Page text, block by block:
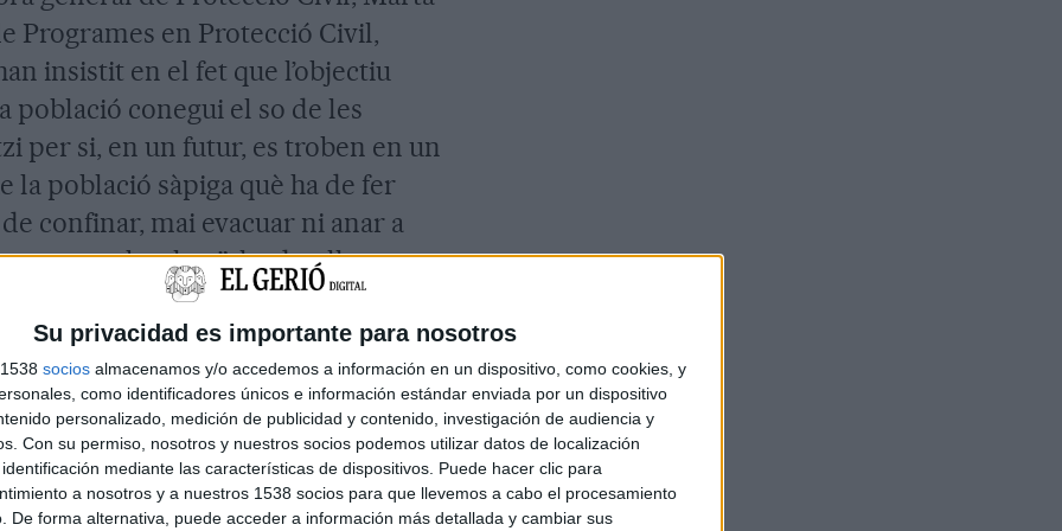
Su privacidad es importante para nosotros
socios almacenamos y/o accedemos a información en un dispositivo, como cookies, y
como identificadores únicos e información estándar enviada por un dispositivo
personalizado, medición de publicidad y contenido, investigación de audiencia y
Con su permiso, nosotros y nuestros socios podemos utilizar datos de localización
mediante las características de dispositivos. Puede hacer clic para
a nosotros y a nuestros 1538 socios para que llevemos a cabo el procesamiento
De forma alternativa, puede acceder a información más detallada y cambiar sus
Programes en Protecció Civil,
insistit en el fet que l’objectiu
població conegui el so de les
per si, en un futur, es troben en un
la població sàpiga què ha de fer
de confinar, mai evacuar ni anar a
actuar amb calma”, ha detallat
sonaran 16 sirenes ubicades
la Vall d’Aran, el Bages, el
Girona. De les 16 sirenes n’hi ha 4